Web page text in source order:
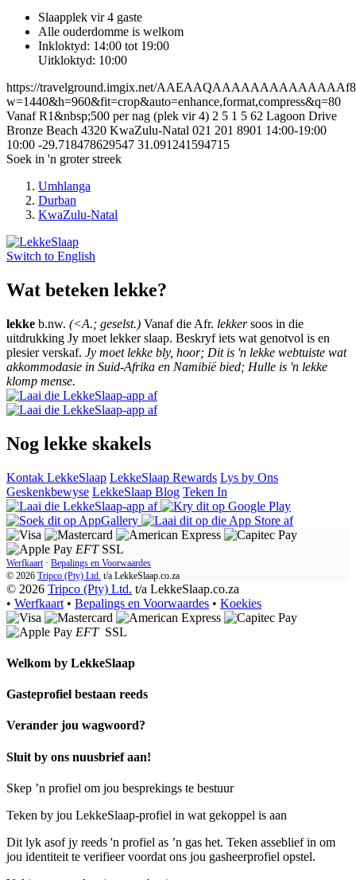
Slaapplek vir 4 gaste
Alle ouderdomme is welkom
Inkloktyd: 14:00 tot 19:00
Uitkloktyd: 10:00
https://travelground.imgix.net/
w=1440&h=960&fit=crop&auto=enhance,format,compress&q=80
Vanaf R1&nbsp;500 per nag (plek vir 4) 2 5 1 5 62 Lagoon Drive
Bronze Beach 4320 KwaZulu-Natal 021 201 8901 14:00-19:00
10:00 -29.718478629547 31.091241594715
Soek in 'n groter streek
Umhlanga
Durban
KwaZulu-Natal
Switch to English
Wat beteken lekke?
lekke b.nw. (<A.; geselst.) Vanaf die Afr. lekkersoos in die
uitdrukking Jy moet lekker slaap. Beskryf iets wat genotvol is en
plesier verskaf. Jy moet lekke bly, hoor; Dit is 'n lekke webtuiste wat
akkommodasie in Suid-Afrika en Namibië bied; Hulle is 'n lekke
klomp mense.
Nog lekke skakels
Kontak LekkeSlaap LekkeSlaap Rewards Lys by Ons
Geskenkbewyse LekkeSlaap Blog Teken In
EFT SSL
Werfkaart · Bepalings en Voorwaardes
© 2026 Tripco (Pty) Ltd. t/a LekkeSlaap.co.za
© 2026 Tripco (Pty) Ltd. t/a LekkeSlaap.co.za
• Werfkaart • Bepalings en Voorwaardes • Koekies
EFT SSL
Welkom by LekkeSlaap
Gasteprofiel bestaan ​​reeds
Verander jou wagwoord?
Sluit by ons nuusbrief aan!
Skep ’n profiel om jou besprekings te bestuur
Teken by jou LekkeSlaap-profiel in wat gekoppel is aan
Dit lyk asof jy reeds 'n profiel as ’n gas het. Teken asseblief in om
jou identiteit te verifieer voordat ons jou gasheerprofiel opstel.